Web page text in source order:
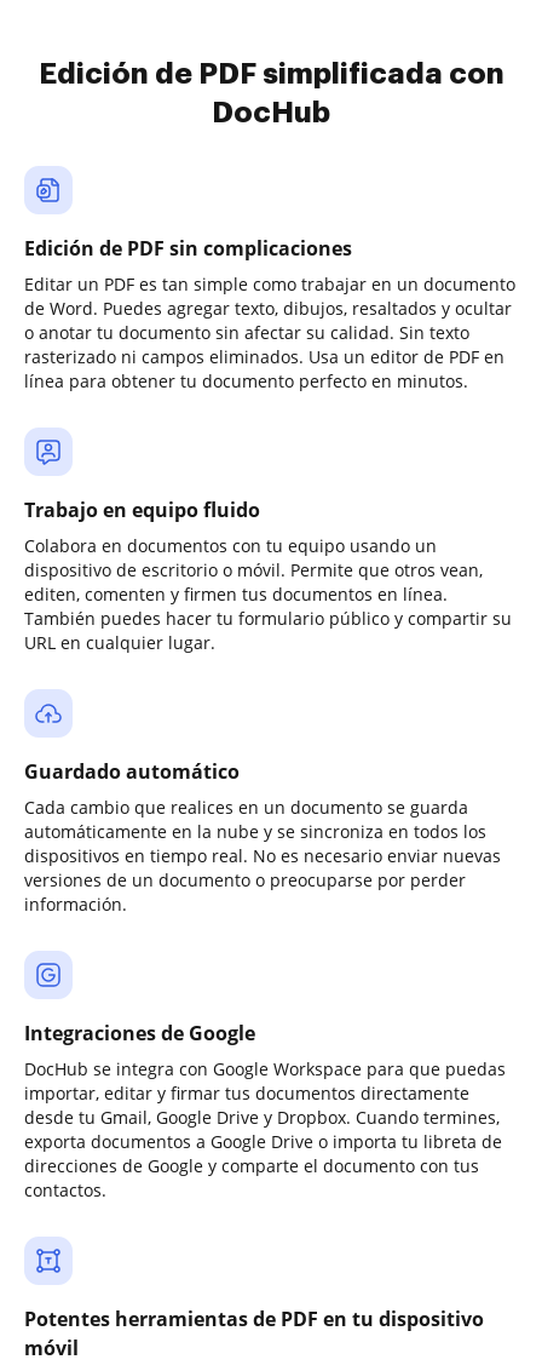
Edición de PDF simplificada con
DocHub
Edición de PDF sin complicaciones
Editar un PDF es tan simple como trabajar en un documento
de Word. Puedes agregar texto, dibujos, resaltados y ocultar
o anotar tu documento sin afectar su calidad. Sin texto
rasterizado ni campos eliminados. Usa un editor de PDF en
línea para obtener tu documento perfecto en minutos.
Trabajo en equipo fluido
Colabora en documentos con tu equipo usando un
dispositivo de escritorio o móvil. Permite que otros vean,
editen, comenten y firmen tus documentos en línea.
También puedes hacer tu formulario público y compartir su
URL en cualquier lugar.
Guardado automático
Cada cambio que realices en un documento se guarda
automáticamente en la nube y se sincroniza en todos los
dispositivos en tiempo real. No es necesario enviar nuevas
versiones de un documento o preocuparse por perder
información.
Integraciones de Google
DocHub se integra con Google Workspace para que puedas
importar, editar y firmar tus documentos directamente
desde tu Gmail, Google Drive y Dropbox. Cuando termines,
exporta documentos a Google Drive o importa tu libreta de
direcciones de Google y comparte el documento con tus
contactos.
Potentes herramientas de PDF en tu dispositivo
móvil